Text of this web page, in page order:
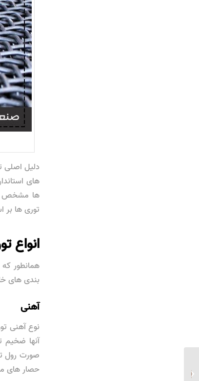
دلیل اصلی
های
ها مشخص
توری ها بر
انواع
همانطور
بندی های
آهنی
آنها ضخیم
صورت رول
حصار های